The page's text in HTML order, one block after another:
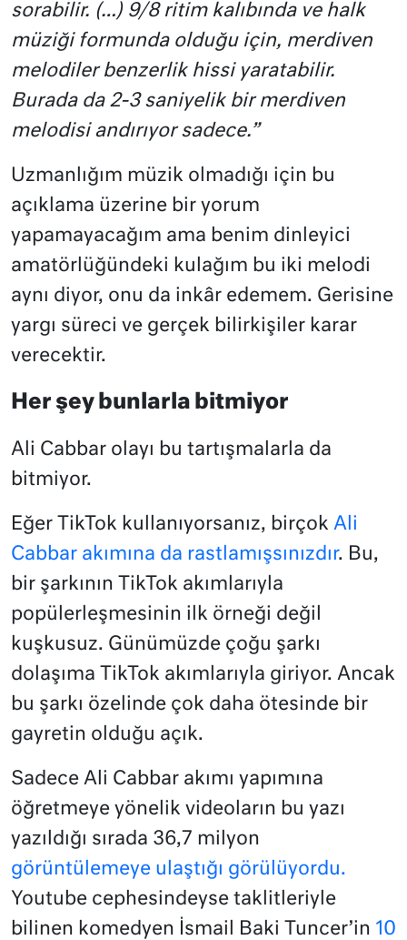
sorabilir. (…) 9/8 ritim kalıbında ve halk
müziği formunda olduğu için, merdiven
melodiler benzerlik hissi yaratabilir.
Burada da 2-3 saniyelik bir merdiven
melodisi andırıyor sadece.”
Uzmanlığım müzik olmadığı için bu
açıklama üzerine bir yorum
yapamayacağım ama benim dinleyici
amatörlüğündeki kulağım bu iki melodi
aynı diyor, onu da inkâr edemem. Gerisine
yargı süreci ve gerçek bilirkişiler karar
verecektir.
Her şey bunlarla bitmiyor
Ali Cabbar olayı bu tartışmalarla da
bitmiyor.
Eğer TikTok kullanıyorsanız, birçok Ali
Cabbar akımına da rastlamışsınızdır. Bu,
bir şarkının TikTok akımlarıyla
popülerleşmesinin ilk örneği değil
kuşkusuz. Günümüzde çoğu şarkı
dolaşıma TikTok akımlarıyla giriyor. Ancak
bu şarkı özelinde çok daha ötesinde bir
gayretin olduğu açık.
Sadece Ali Cabbar akımı yapımına
öğretmeye yönelik videoların bu yazı
yazıldığı sırada 36,7 milyon
görüntülemeye ulaştığı görülüyordu.
Youtube cephesindeyse taklitleriyle
bilinen komedyen İsmail Baki Tuncer’in 10